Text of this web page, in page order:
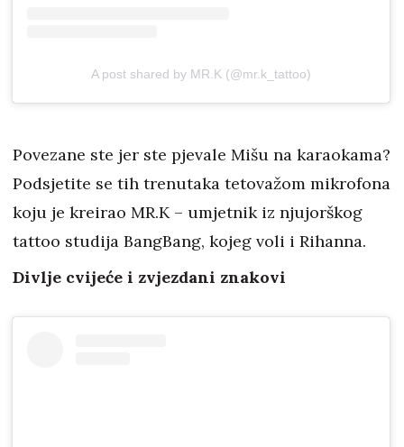
A post shared by MR.K (@mr.k_tattoo)
Povezane ste jer ste pjevale Mišu na karaokama?
Podsjetite se tih trenutaka tetovažom mikrofona
koju je kreirao MR.K – umjetnik iz njujorškog
tattoo studija BangBang, kojeg voli i Rihanna.
Divlje cvijeće i zvjezdani znakovi